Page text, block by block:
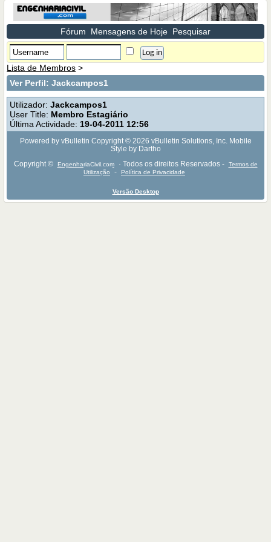
Fórum Mensagens de Hoje Pesquisar
Lista de Membros >
Ver Perfil: Jackcampos1
Utilizador:Jackcampos1
User Title: Membro Estagiário
Última Actividade: 19-04-2011 12:56
Powered by vBulletin Copyright © 2026 vBulletin Solutions, Inc. Mobile
Style by Dartho
Copyright ©
EngenhariaCivil.com · Todos os direitos Reservados -
Termos de
Utilização
- Política de Privacidade
Versão Desktop